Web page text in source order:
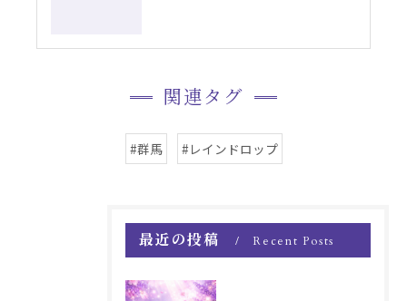
関連タグ
#群馬 #レインドロップ
最近の投稿 Recent Posts